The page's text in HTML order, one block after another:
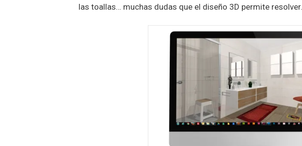
las toallas… muchas dudas que el diseño 3D permite resolver.